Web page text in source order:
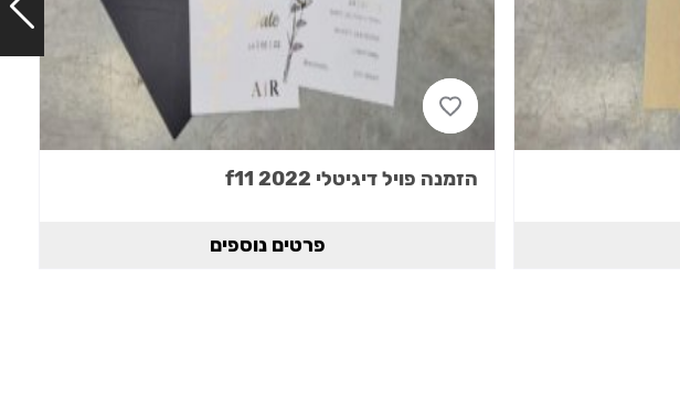
הזמנה פויל דיגיטלי 2022 f11
פרטים נוספים